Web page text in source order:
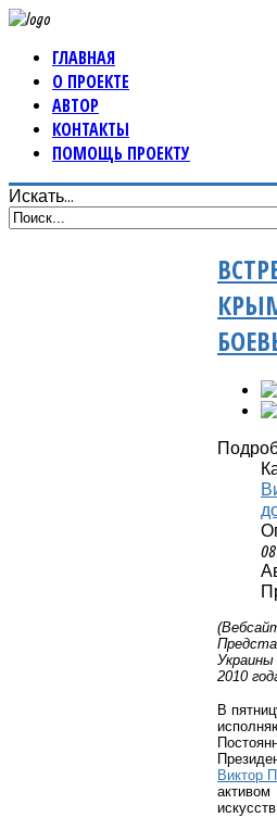
ГЛАВНАЯ
О ПРОЕКТЕ
АВТОР
КОНТАКТЫ
ПОМОЩЬ ПРОЕКТУ
Искать...
2010
В
Виктор
искусств.